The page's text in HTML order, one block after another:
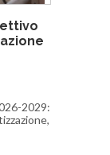
2029: